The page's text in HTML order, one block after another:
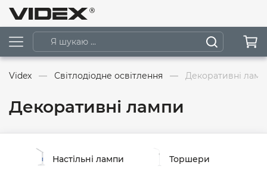
Videx Світлодіодне освітлення Декоративні
Декоративні лампи
Настільні лампи Торшери